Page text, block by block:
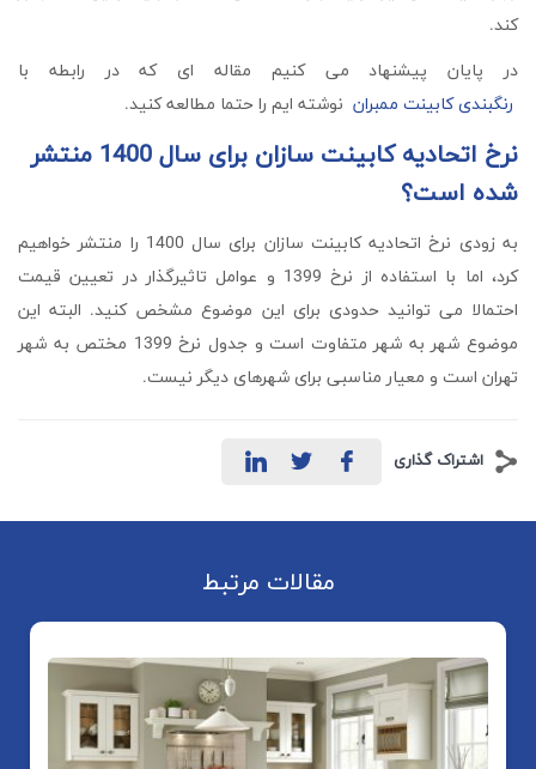
کند.
در پایان پیشنهاد می کنیم مقاله ای که در رابطه با
رنگبندی کابینت ممبران نوشته ایم را حتما مطالعه کنید.
نرخ اتحادیه کابینت سازان برای سال 1400 منتشر
شده است؟
به زودی نرخ اتحادیه کابینت سازان برای سال 1400 را منتشر خواهیم
کرد، اما با استفاده از نرخ 1399 و عوامل تاثیرگذار در تعیین قیمت
احتمالا می توانید حدودی برای این موضوع مشخص کنید. البته این
موضوع شهر به شهر متفاوت است و جدول نرخ 1399 مختص به شهر
تهران است و معیار مناسبی برای شهرهای دیگر نیست.
اشتراک گذاری
مقالات مرتبط